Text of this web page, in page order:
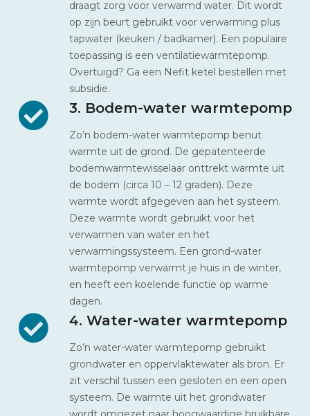
draagt zorg voor verwarmd water. Dit wordt
op zijn beurt gebruikt voor verwarming plus
tapwater (keuken / badkamer). Een populaire
toepassing is een ventilatiewarmtepomp.
Overtuigd? Ga een Nefit ketel bestellen met
subsidie.
3. Bodem-water warmtepomp
Zo’n bodem-water warmtepomp benut
warmte uit de grond. De gepatenteerde
bodemwarmtewisselaar onttrekt warmte uit
de bodem (circa 10 – 12 graden). Deze
warmte wordt afgegeven aan het systeem.
Deze warmte wordt gebruikt voor het
verwarmen van water en het
verwarmingssysteem. Een grond-water
warmtepomp verwarmt je huis in de winter,
en heeft een koelende functie op warme
dagen.
4. Water-water warmtepomp
Zo’n water-water warmtepomp gebruikt
grondwater en oppervlaktewater als bron. Er
zit verschil tussen een gesloten en een open
systeem. De warmte uit het grondwater